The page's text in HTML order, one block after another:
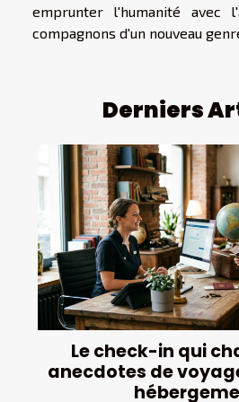
emprunter l'humanité avec
compagnons d'un nouveau
Derniers
Le check-in qui
anecdotes de